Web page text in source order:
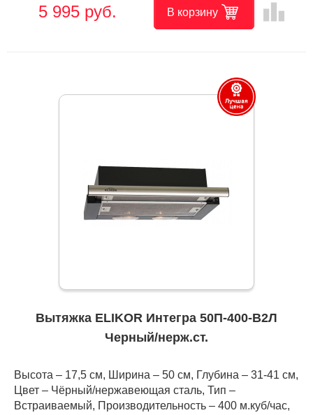
5 995 руб. В корзину leaderboard
Вытяжка ELIKOR Интегра 50П-400-В2Л
Черный/нерж.ст.
Высота – 17,5 см, Ширина – 50 см, Глубина – 31-41 см,
Цвет – Чёрный/нержавеющая сталь, Тип –
Встраиваемый, Производительность – 400 м.куб/час,